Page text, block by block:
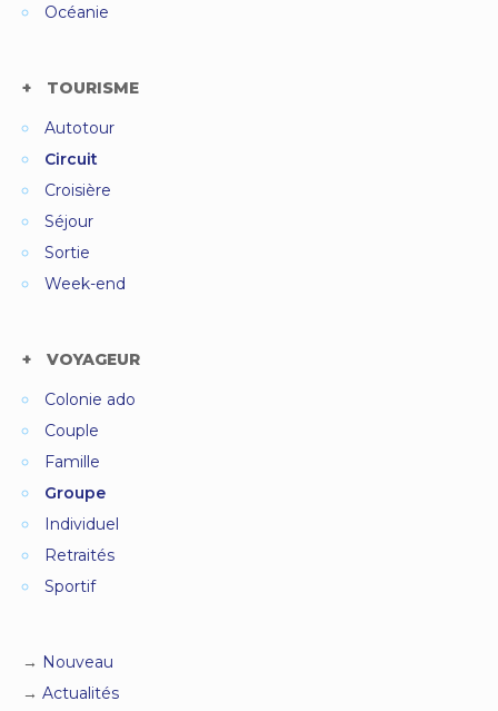
Océanie
TOURISME
Autotour
Circuit
Croisière
Séjour
Sortie
Week-end
VOYAGEUR
Colonie ado
Couple
Famille
Groupe
Individuel
Retraités
Sportif
Nouveau
Actualités